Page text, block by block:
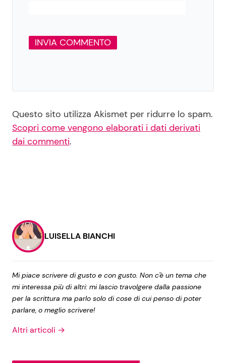
Questo sito utilizza Akismet per ridurre lo spam.
Scopri come vengono elaborati i dati derivati
dai commenti.
LUISELLA BIANCHI
Mi piace scrivere di gusto e con gusto. Non c'è un tema che
mi interessa più di altri: mi lascio travolgere dalla passione
per la scrittura ma parlo solo di cose di cui penso di poter
parlare, o meglio scrivere!
Altri articoli →